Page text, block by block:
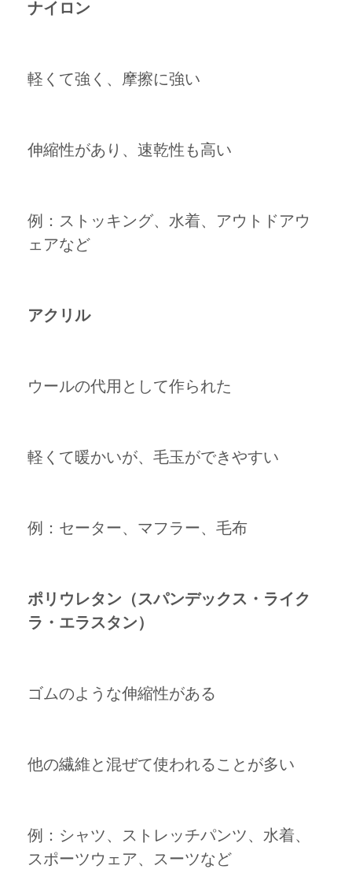
ナイロン
軽くて強く、摩擦に強い
伸縮性があり、速乾性も高い
例：ストッキング、水着、アウトドアウ
ェアなど
アクリル
ウールの代用として作られた
軽くて暖かいが、毛玉ができやすい
例：セーター、マフラー、毛布
ポリウレタン（スパンデックス・ライク
ラ・エラスタン）
ゴムのような伸縮性がある
他の繊維と混ぜて使われることが多い
例：シャツ、ストレッチパンツ、水着、
スポーツウェア、スーツなど